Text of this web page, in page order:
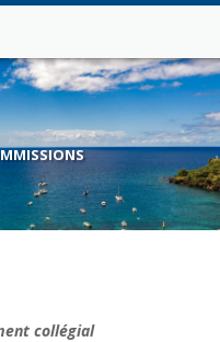
collégial